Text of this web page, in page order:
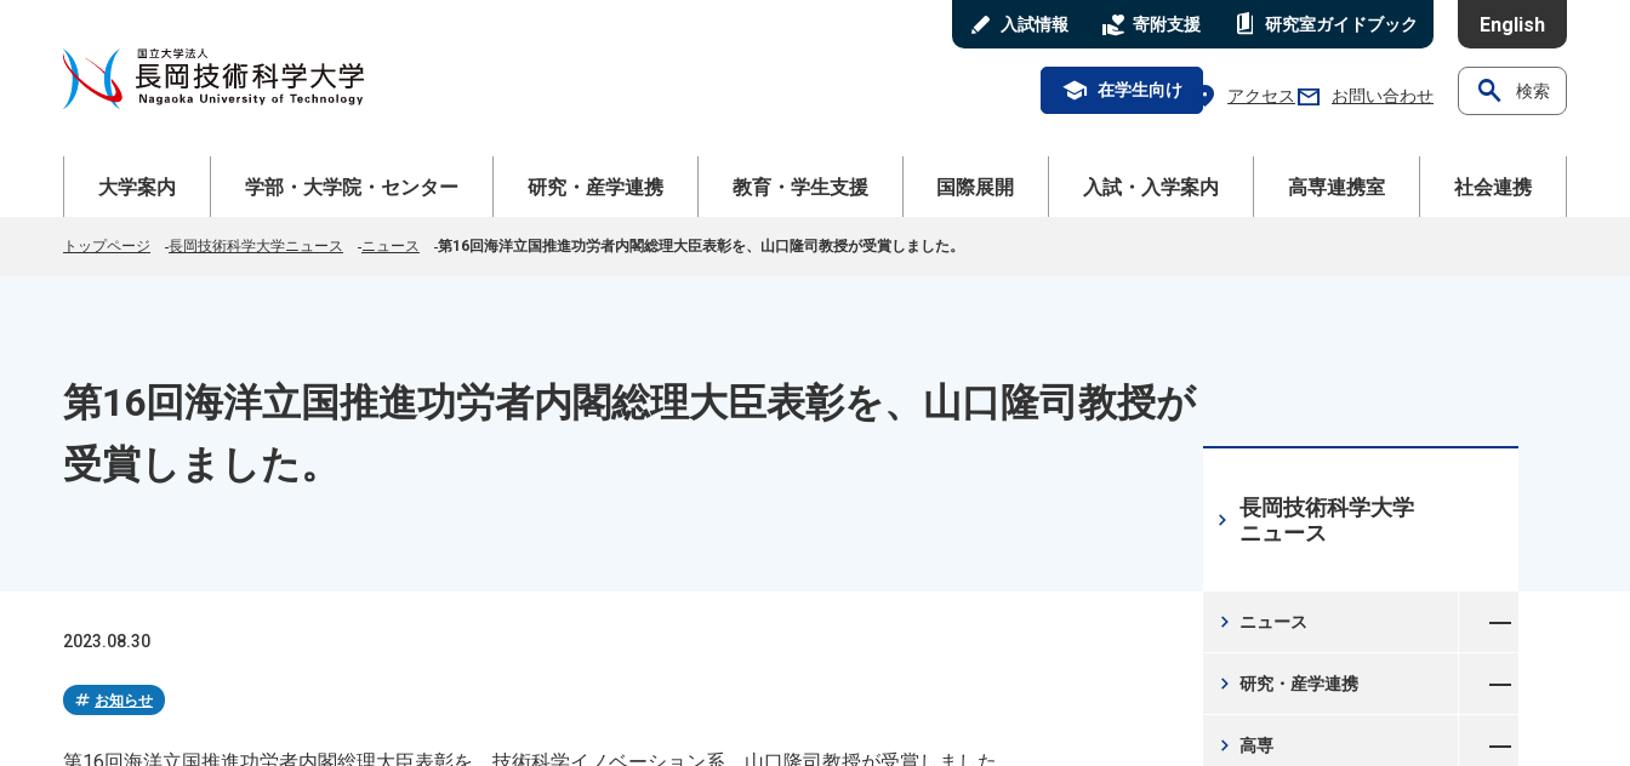
stylus 入試情報 volunteer_activism 寄附支援 book_5 研究室ガイドブック English
school 在学生向け location_on アクセス mail お問い合わせ search 検索
大学案内
学部・大学院・センター
研究・産学連携
教育・学生支援
国際展開
入試・入学案内
高専連携室
社会連携
トップページ 長岡技術科学大学ニュース ニュース 第16回海洋立国推進功労者内閣総理大臣表彰を、山口隆司教授が受賞しました。
第16回海洋立国推進功労者内閣総理大臣表彰を、山口隆司教授が
受賞しました。
2023.08.30
tag お知らせ
長岡技術科学大学
ニュース
chevron_right
ニュース
chevron_right
研究・産学連携
chevron_right
高専
chevron_right